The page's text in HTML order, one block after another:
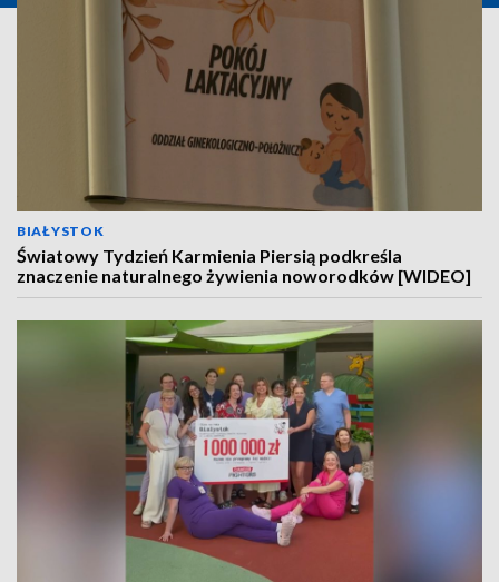
BIAŁYSTOK
Światowy Tydzień Karmienia Piersią podkreśla
znaczenie naturalnego żywienia noworodków [WIDEO]